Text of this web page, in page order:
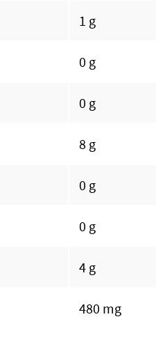
1 g
0 g
0 g
8 g
0 g
0 g
4 g
480 mg